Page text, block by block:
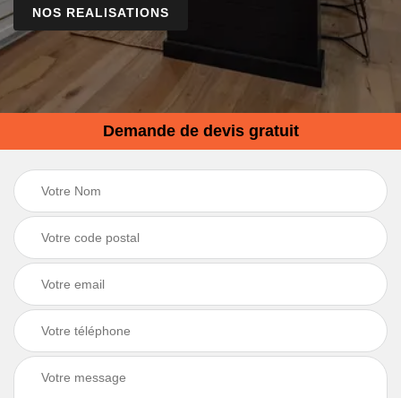
NOS REALISATIONS
Demande de devis gratuit